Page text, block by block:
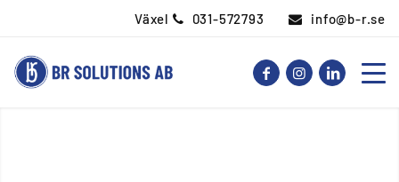
Växel 031-572793 info@b-r.se